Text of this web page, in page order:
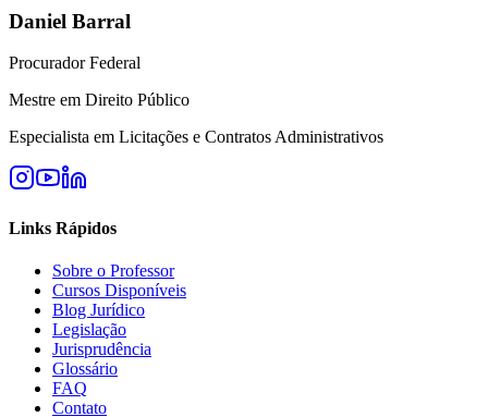
Daniel Barral
Procurador Federal
Mestre em Direito Público
Especialista em Licitações e Contratos Administrativos
Links Rápidos
Sobre o Professor
Cursos Disponíveis
Blog Jurídico
Legislação
Jurisprudência
Glossário
FAQ
Contato